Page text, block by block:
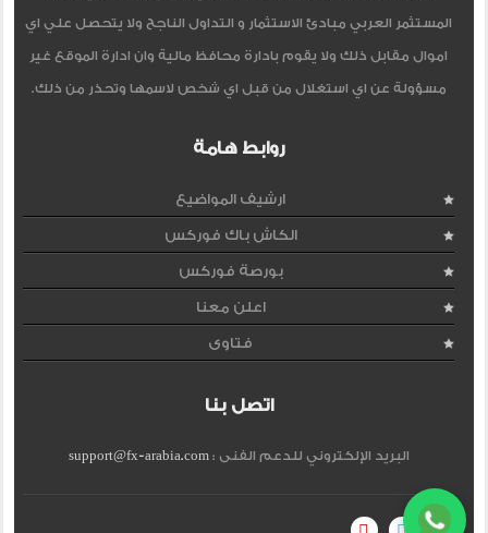
المستثمر العربي مبادئ الاستثمار و التداول الناجح ولا يتحصل علي اي
اموال مقابل ذلك ولا يقوم بادارة محافظ مالية وان ادارة الموقع غير
مسؤولة عن اي استغلال من قبل اي شخص لاسمها وتحذر من ذلك.
روابط هامة
ارشيف المواضيع
الكاش باك فوركس
بورصة فوركس
اعلن معنا
فتاوى
اتصل بنا
البريد الإلكتروني للدعم الفنى :support@fx-arabia.com